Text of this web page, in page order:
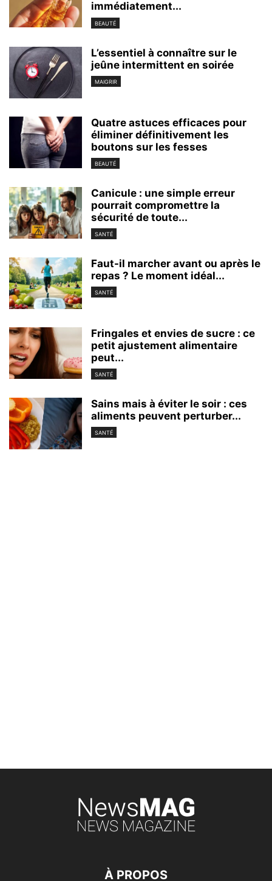
immédiatement...
BEAUTÉ
L’essentiel à connaître sur le
jeûne intermittent en soirée
MAIGRIR
Quatre astuces efficaces pour
éliminer définitivement les
boutons sur les fesses
BEAUTÉ
Canicule : une simple erreur
pourrait compromettre la
sécurité de toute...
SANTÉ
Faut-il marcher avant ou après le
repas ? Le moment idéal...
SANTÉ
Fringales et envies de sucre : ce
petit ajustement alimentaire
peut...
SANTÉ
Sains mais à éviter le soir : ces
aliments peuvent perturber...
SANTÉ
À PROPOS